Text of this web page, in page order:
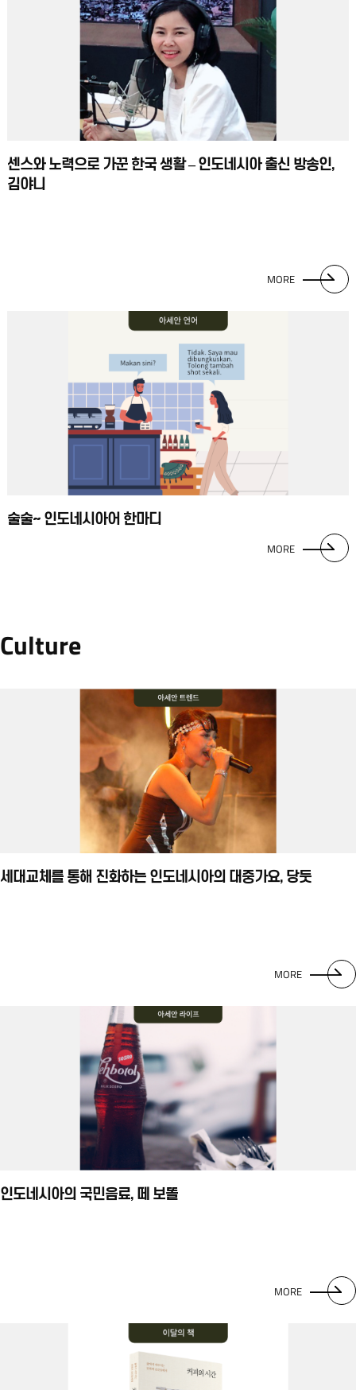
센스와 노력으로 가꾼 한국 생활 – 인도네시아 출신 방송인,
김야니
MORE
술술~ 인도네시아어 한마디
MORE
Culture
세대교체를 통해 진화하는 인도네시아의 대중가요, 당둣
MORE
인도네시아의 국민음료, 떼 보똘
MORE